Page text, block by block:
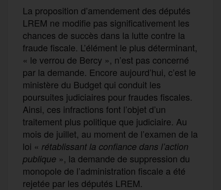
La proposition d’amendement des députés
LREM ne modifie pas significativement les
chances de succès dans la lutte contre la
fraude fiscale. L’élément le plus déterminant,
« le verrou de Bercy », n’est pas concerné
par la demande. Encore aujourd’hui, c’est le
ministère du Budget qui conduit les
poursuites judiciaires pour fraudes fiscales.
Ainsi, ces infractions font l’objet d’un
traitement plus politique que judiciaire. Au
mois de juillet, au moment de l’examen de la
loi « rétablissant la confiance dans l’action
publique », la demande de suppression du
monopole de l’administration fiscale a été
rejetée par les députés LREM.